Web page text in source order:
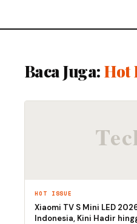
Baca Juga: Hot
HOT ISSUE
Xiaomi TV S Mini LED
Indonesia, Kini Hadir